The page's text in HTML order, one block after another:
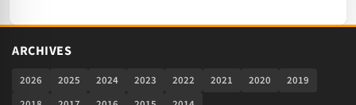
ARCHIVES
2026 2025 2024 2023 2022 2021 2020
2019